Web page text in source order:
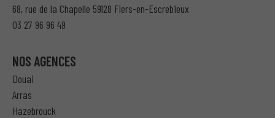
68, rue de la Chapelle 59128 Flers-en-Escrebieux
03 27 96 96 49
NOS AGENCES
Douai
Arras
Hazebrouck